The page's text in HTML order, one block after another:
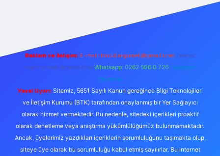
Reklam ve İletişim: E-mail: backlinkpaneli@gmail.com Teams:
forumhizmeti@gmail.com Whatsapp: 0262 606 0 726 Telegram:
@karabul
Yasal Uyarı: Sitemiz, 5651 Sayılı Kanun gereğince Bilgi Teknolojileri
ve İletişim Kurumu (BTK) tarafından onaylanmış bir Yer Sağlayıcı
olarak hizmet vermektedir. Bu nedenle, sitedeki içerikleri proaktif
olarak denetleme veya araştırma yükümlülüğümüz bulunmamaktadır.
Ancak, üyelerimiz yazdıkları içeriklerin sorumluluğunu taşımakta olup,
siteye üye olarak bu sorumluluğu kabul etmiş sayılırlar. Bu internet